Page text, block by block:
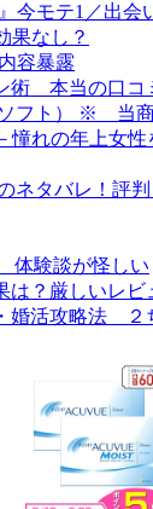
今モテ1／出
果なし？
容暴露
術 本当の口コ
ト） ※ 当商
れの年上女
ネタバレ！評
体験談が怪しい
は？厳しいレビ
婚活攻略法 ２